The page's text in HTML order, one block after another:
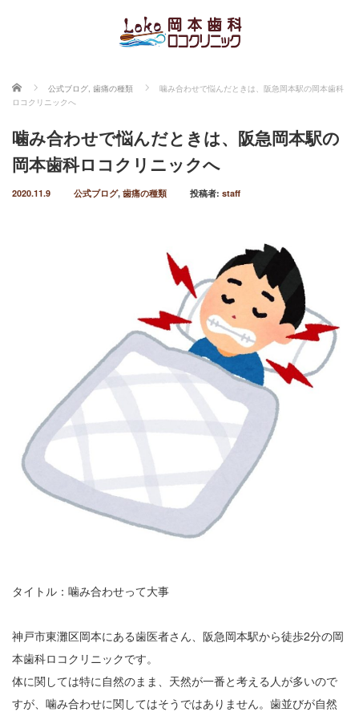
ホーム 公式ブログ, 歯痛の種類
噛み合わせで悩んだときは、阪急岡本駅の岡本歯科
ロコクリニックへ
噛み合わせで悩んだときは、阪急岡本駅の
岡本歯科ロコクリニックへ
2020.11.9 公式ブログ, 歯痛の種類 投稿者: staff
タイトル：噛み合わせって大事
神戸市東灘区岡本にある歯医者さん、阪急岡本駅から徒歩2分の岡
本歯科ロコクリニックです。
体に関しては特に自然のまま、天然が一番と考える人が多いので
すが、噛み合わせに関してはそうではありません。歯並びが自然